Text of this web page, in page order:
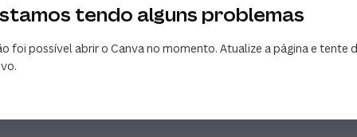
tendo alguns problemas
foi possível abrir o Canva no momento. Atualize a página e tente